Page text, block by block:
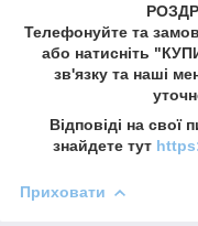
Телефонуйте та
або натисніть
зв'язку та наші
Відповіді на свої
знайдете тут
Приховати